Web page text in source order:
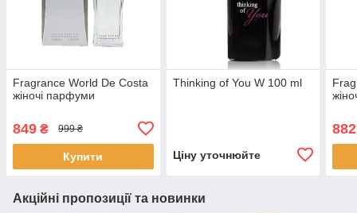
Fragrance World De Costa
жіночі парфуми
849 ₴ 999 ₴
Купити
Thinking of You W 100 ml
Ціну уточнюйте
882
Акційні пропозиції та новинки